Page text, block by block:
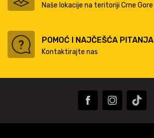
Naše lokacije na teritoriji Crne Gore
POMOĆ I NAJČEŠĆA PITANJA
Kontaktirajte nas